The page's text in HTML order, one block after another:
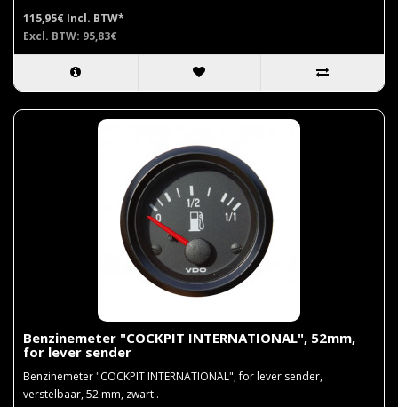
115,95€ Incl. BTW*
Excl. BTW: 95,83€
Benzinemeter "COCKPIT INTERNATIONAL", 52mm,
for lever sender
Benzinemeter "COCKPIT INTERNATIONAL", for lever sender,
verstelbaar, 52 mm, zwart..